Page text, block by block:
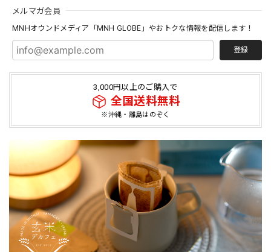
メルマガ会員
MNHオウンドメディア「MNH GLOBE」やおトクな情報を配信します！
登録
3,000円以上のご購入で
全国送料無料
※沖縄・離島はのぞく